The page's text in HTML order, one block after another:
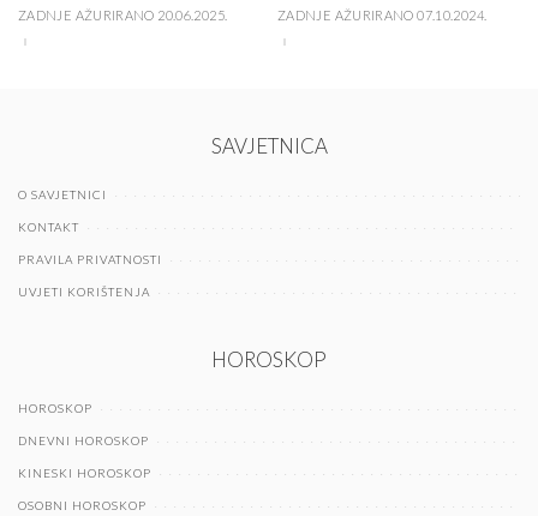
ZADNJE AŽURIRANO 20.06.2025. ZADNJE AŽURIRANO 07.10.2024.
SAVJETNICA
O SAVJETNICI
KONTAKT
PRAVILA PRIVATNOSTI
UVJETI KORIŠTENJA
HOROSKOP
HOROSKOP
DNEVNI HOROSKOP
KINESKI HOROSKOP
OSOBNI HOROSKOP